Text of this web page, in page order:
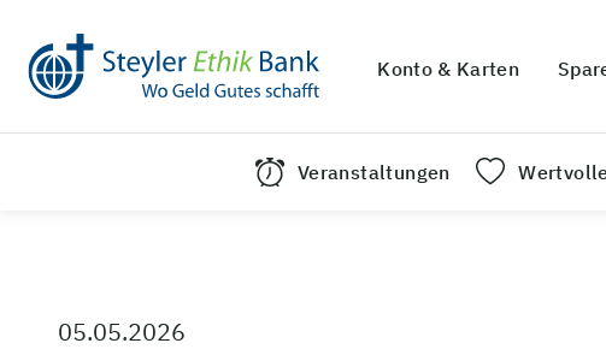
Konto & Karten
Veranstaltungen
05.05.2026